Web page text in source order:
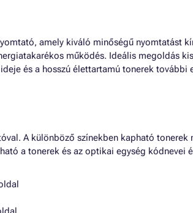
amely kiváló minőségű nyomtatást
működés. Ideális megoldás
és a hosszú élettartamú tonerek további
A különböző színekben kapható
a tonerek és az optikai egység kódnevei